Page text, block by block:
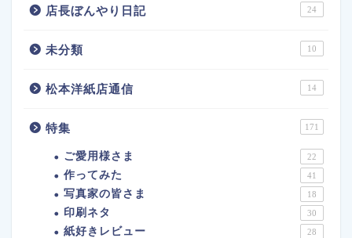
店長ぼんやり日記 24
未分類 10
松本洋紙店通信 14
特集 171
ご愛用様さま 22
作ってみた 41
写真家の皆さま 18
印刷ネタ 30
紙好きレビュー 28